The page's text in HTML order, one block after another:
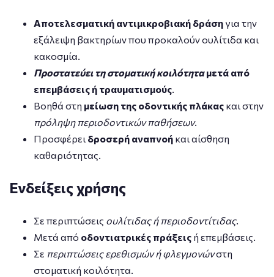
Αποτελεσματική αντιμικροβιακή δράση για την
εξάλειψη βακτηρίων που προκαλούν ουλίτιδα και
κακοσμία.
Προστατεύει τη στοματική κοιλότηταμετά από
επεμβάσεις ή τραυματισμούς.
Βοηθά στη μείωση της οδοντικής πλάκας και στην
πρόληψη περιοδοντικών παθήσεων.
Προσφέρει δροσερή αναπνοή και αίσθηση
καθαριότητας.
Ενδείξεις χρήσης
Σε περιπτώσεις ουλίτιδας ή περιοδοντίτιδας.
Μετά από οδοντιατρικές πράξεις ή επεμβάσεις.
Σε περιπτώσεις ερεθισμών ή φλεγμονώνστη
στοματική κοιλότητα.